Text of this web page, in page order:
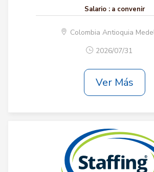
Salario : a convenir
Colombia Antioquia
2026/07/31
Ver Más